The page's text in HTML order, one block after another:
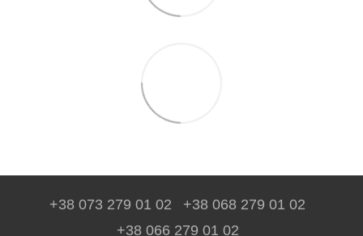
+38 073 279 01 02
+38 068 279 01 02
+38 066 279 01 02